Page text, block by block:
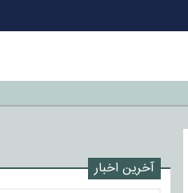
آخرین اخبار